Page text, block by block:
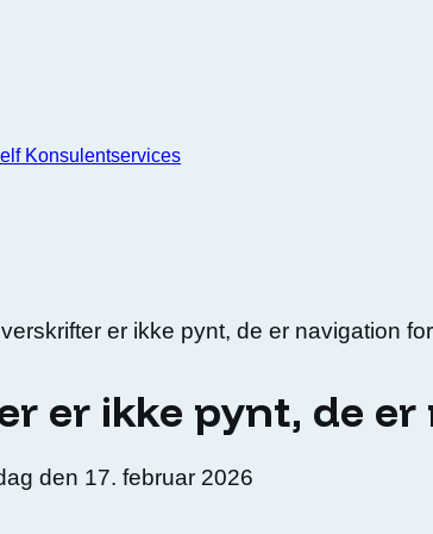
Konsulentservices
er ikke pynt, de er navigation
er ikke pynt, de
den 17. februar 2026